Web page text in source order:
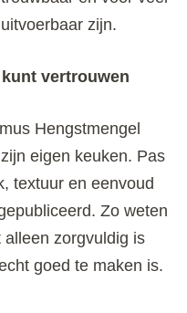
zijn.
vertrouwen
Hengstmengel
eigen keuken. Pas
textuur en eenvoud
Zo weten
zorgvuldig is
goed te maken is.